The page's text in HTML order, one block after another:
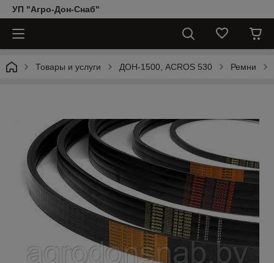
УП "Агро-Дон-Снаб"
Товары и услуги ДОН-1500, АCROS 530 Ремни